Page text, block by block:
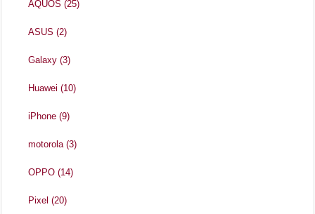
AQUOS(25)
ASUS(2)
Galaxy(3)
Huawei(10)
iPhone(9)
motorola(3)
OPPO(14)
Pixel(20)